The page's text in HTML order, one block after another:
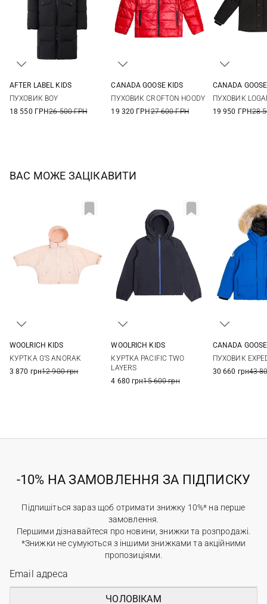
AFTER LABEL KIDS
ПУХОВИК BOY
18 550 ГРН26 500 ГРН
CANADA GOOSE KIDS
ПУХОВИК CROFTON HOODY
19 320 ГРН27 600 ГРН
CANADA
ПУХОВИК
19 950 ГРН28
ВАС МОЖЕ ЗАЦІКАВИТИ
WOOLRICH KIDS
КУРТКА G’S ANORAK
3 870 грн12 900 грн
WOOLRICH KIDS
КУРТКА PACIFIC TWO
LAYERS
4 680 грн15 600 грн
CANADA
ПУХОВИК
30 660 грн43
-10% НА ЗАМОВЛЕННЯ ЗА ПІДПИСКУ
Підпишіться зараз щоб отримати знижку 10%* на перше
замовлення.
Першими дізнавайтеся про новини, знижки та розпродажі.
*Знижки не сумуються з іншими знижками та акційними
пропозиціями.
ЧОЛОВІКАМ